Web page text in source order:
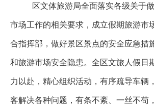
区文体旅游局全面落实各级关于
市场工作的相关要求，成立假期旅游市
合指挥部，做好景区景点的安全应急措
和旅游市场安全隐患。全区文旅人假日
力以赴，精心组织活动，有序疏导车辆
客解决各种问题，有条不紊、一丝不苟